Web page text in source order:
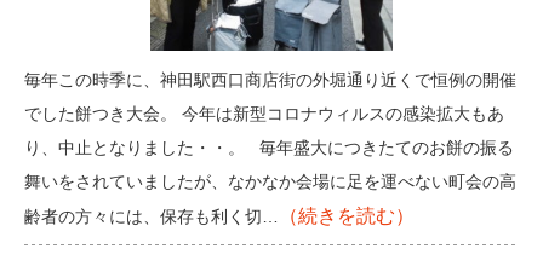
毎年この時季に、神田駅西口商店街の外堀通り近くで恒例の開催
でした餅つき大会。 今年は新型コロナウィルスの感染拡大もあ
り、中止となりました・・。 毎年盛大につきたてのお餅の振る
舞いをされていましたが、なかなか会場に足を運べない町会の高
齢者の方々には、保存も利く切…
（続きを読む）